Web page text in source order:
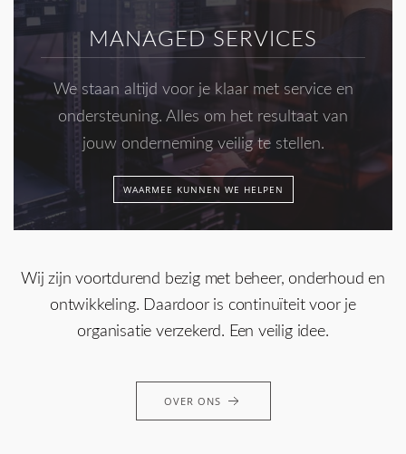
MANAGED SERVICES
We staan altijd voor je klaar met service en
ondersteuning. Alles om het resultaat van
jouw onderneming veilig te stellen.
WAARMEE KUNNEN WE HELPEN
Wij zijn voortdurend bezig met beheer, onderhoud en
ontwikkeling. Daardoor is continuïteit voor je
organisatie verzekerd. Een veilig idee.
OVER ONS